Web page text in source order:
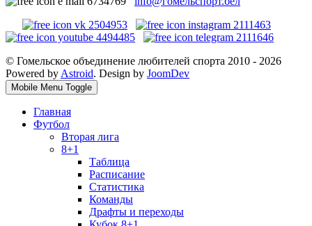
© Гомельское объединение любителей спорта 2010 - 2026
Powered by Astroid. Design by JoomDev
Mobile Menu Toggle
Главная
Футбол
Вторая лига
8+1
Таблица
Расписание
Статистика
Команды
Драфты и переходы